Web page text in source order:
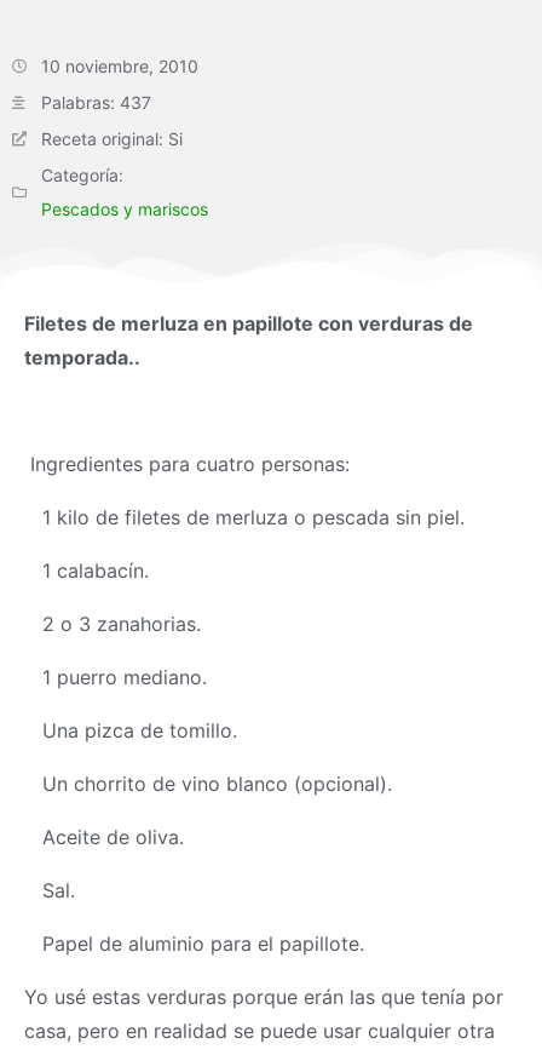
10 noviembre, 2010
Palabras: 437
Receta original: Si
Categoría:
Pescados y mariscos
Filetes de merluza en papillote con verduras de
temporada..
Ingredientes para cuatro personas:
1 kilo de filetes de merluza o pescada sin piel.
1 calabacín.
2 o 3 zanahorias.
1 puerro mediano.
Una pizca de tomillo.
Un chorrito de vino blanco (opcional).
Aceite de oliva.
Sal.
Papel de aluminio para el papillote.
Yo usé estas verduras porque erán las que tenía por
casa, pero en realidad se puede usar cualquier otra